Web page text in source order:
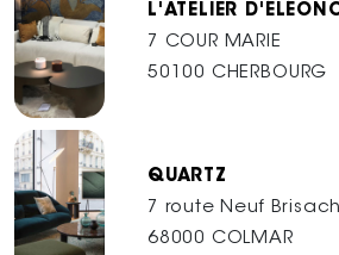
L'ATELIER
7 COUR MARIE
50100 CHERBOURG
QUARTZ
7 route Neuf Brisach
68000 COLMAR